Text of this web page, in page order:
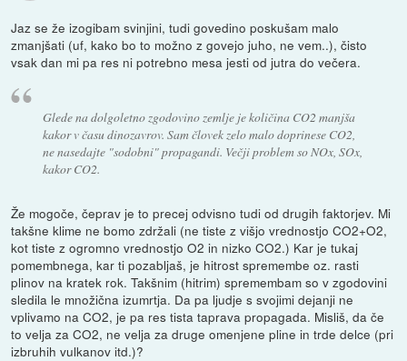
Jaz se že izogibam svinjini, tudi govedino poskušam malo
zmanjšati (uf, kako bo to možno z govejo juho, ne vem..), čisto
vsak dan mi pa res ni potrebno mesa jesti od jutra do večera.
Glede na dolgoletno zgodovino zemlje je količina CO2 manjša
kakor v času dinozavrov. Sam človek zelo malo doprinese CO2,
ne nasedajte "sodobni" propagandi. Večji problem so NOx, SOx,
kakor CO2.
Že mogoče, čeprav je to precej odvisno tudi od drugih faktorjev. Mi
takšne klime ne bomo zdržali (ne tiste z višjo vrednostjo CO2+O2,
kot tiste z ogromno vrednostjo O2 in nizko CO2.) Kar je tukaj
pomembnega, kar ti pozabljaš, je hitrost spremembe oz. rasti
plinov na kratek rok. Takšnim (hitrim) spremembam so v zgodovini
sledila le množična izumrtja. Da pa ljudje s svojimi dejanji ne
vplivamo na CO2, je pa res tista taprava propagada. Misliš, da če
to velja za CO2, ne velja za druge omenjene pline in trde delce (pri
izbruhih vulkanov itd.)?